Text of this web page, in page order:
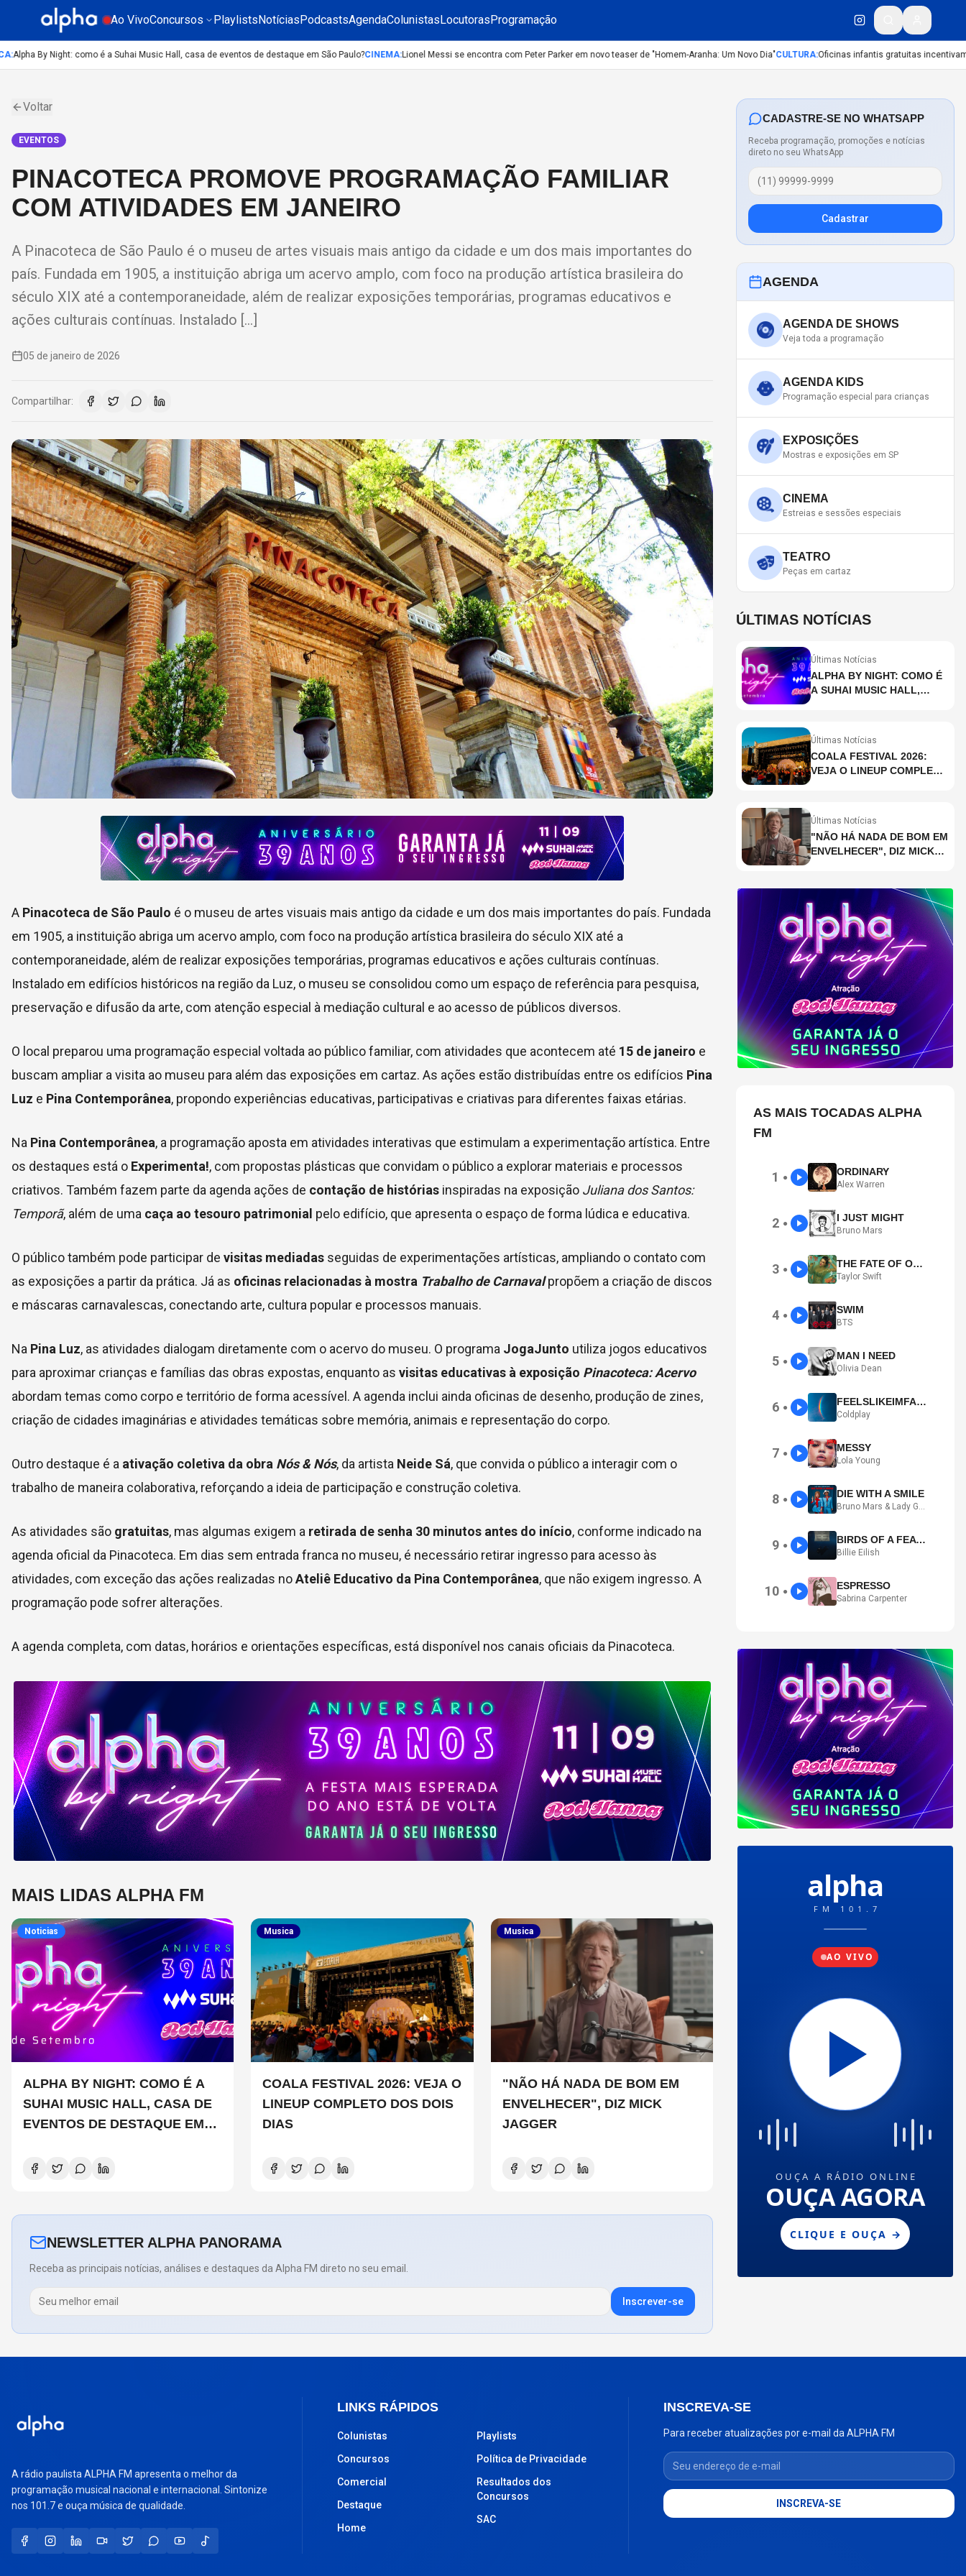
Ao VivoConcursos PlaylistsNotíciasPodcastsAgendaColunistasLocutorasProgramação
:Alpha By Night: como é a Suhai Music Hall, casa de eventos de destaque em São Paulo? CINEMA:Lionel Messi se encontra com Peter Parker em novo teaser de "Homem-Aranha: Um Novo Dia"CULTURA:Oficinas infantis gratuitas incentivam
Voltar
EVENTOS
PINACOTECA PROMOVE PROGRAMAÇÃO FAMILIAR
COM ATIVIDADES EM JANEIRO
A Pinacoteca de São Paulo é o museu de artes visuais mais antigo da cidade e um dos mais importantes do
país. Fundada em 1905, a instituição abriga um acervo amplo, com foco na produção artística brasileira do
século XIX até a contemporaneidade, além de realizar exposições temporárias, programas educativos e
ações culturais contínuas. Instalado […]
05 de janeiro de 2026
Compartilhar:
A Pinacoteca de São Paulo é o museu de artes visuais mais antigo da cidade e um dos mais importantes do país. Fundada
em 1905, a instituição abriga um acervo amplo, com foco na produção artística brasileira do século XIX até a
contemporaneidade, além de realizar exposições temporárias, programas educativos e ações culturais contínuas.
Instalado em edifícios históricos na região da Luz, o museu se consolidou como um espaço de referência para pesquisa,
preservação e difusão da arte, com atenção especial à mediação cultural e ao acesso de públicos diversos.
O local preparou uma programação especial voltada ao público familiar, com atividades que acontecem até 15 de janeiro e
buscam ampliar a visita ao museu para além das exposições em cartaz. As ações estão distribuídas entre os edifícios Pina
Luz e Pina Contemporânea, propondo experiências educativas, participativas e criativas para diferentes faixas etárias.
Na Pina Contemporânea, a programação aposta em atividades interativas que estimulam a experimentação artística. Entre
os destaques está o Experimenta!, com propostas plásticas que convidam o público a explorar materiais e processos
criativos. Também fazem parte da agenda ações de contação de histórias inspiradas na exposição Juliana dos Santos:
Temporã, além de uma caça ao tesouro patrimonial pelo edifício, que apresenta o espaço de forma lúdica e educativa.
O público também pode participar de visitas mediadas seguidas de experimentações artísticas, ampliando o contato com
as exposições a partir da prática. Já as oficinas relacionadas à mostra Trabalho de Carnavalpropõem a criação de discos
e máscaras carnavalescas, conectando arte, cultura popular e processos manuais.
Na Pina Luz, as atividades dialogam diretamente com o acervo do museu. O programa JogaJunto utiliza jogos educativos
para aproximar crianças e famílias das obras expostas, enquanto as visitas educativas à exposição Pinacoteca: Acervo
abordam temas como corpo e território de forma acessível. A agenda inclui ainda oficinas de desenho, produção de zines,
criação de cidades imaginárias e atividades temáticas sobre memória, animais e representação do corpo.
Outro destaque é a ativação coletiva da obra Nós & Nós, da artista Neide Sá, que convida o público a interagir com o
trabalho de maneira colaborativa, reforçando a ideia de participação e construção coletiva.
As atividades são gratuitas, mas algumas exigem a retirada de senha 30 minutos antes do início, conforme indicado na
agenda oficial da Pinacoteca. Em dias sem entrada franca no museu, é necessário retirar ingresso para acesso às
atividades, com exceção das ações realizadas noAteliê Educativo da Pina Contemporânea, que não exigem ingresso. A
programação pode sofrer alterações.
A agenda completa, com datas, horários e orientações específicas, está disponível nos canais oficiais da Pinacoteca.
MAIS LIDAS ALPHA FM
Noticias
ALPHA BY NIGHT: COMO É A
SUHAI MUSIC HALL, CASA DE
EVENTOS DE DESTAQUE EM
Musica
COALA FESTIVAL 2026: VEJA O
LINEUP COMPLETO DOS DOIS
DIAS
Musica
"NÃO HÁ NADA DE BOM EM
ENVELHECER", DIZ MICK
JAGGER
NEWSLETTER ALPHA PANORAMA
Receba as principais notícias, análises e destaques da Alpha FM direto no seu email.
Inscrever-se
CADASTRE-SE NO WHATSAPP
Receba programação, promoções e notícias
direto no seu WhatsApp
Cadastrar
AGENDA
AGENDA DE SHOWS
Veja toda a programação
AGENDA KIDS
Programação especial para crianças
EXPOSIÇÕES
Mostras e exposições em SP
CINEMA
Estreias e sessões especiais
TEATRO
Peças em cartaz
ÚLTIMAS NOTÍCIAS
Últimas Notícias
ALPHA BY NIGHT: COMO É
A SUHAI MUSIC HALL,
PAULO?
Últimas Notícias
COALA FESTIVAL 2026:
VEJA O LINEUP COMPLETO
Últimas Notícias
"NÃO HÁ NADA DE BOM EM
ENVELHECER", DIZ MICK
AS MAIS TOCADAS ALPHA
FM
1 ● ORDINARY
Alex Warren
2 ● I JUST MIGHT
Bruno Mars
3 ● THE FATE OF OPHELIA
Taylor Swift
4 ● SWIM
BTS
5 ● MAN I NEED
Olivia Dean
6 ● FEELSLIKEIMFALLINGINLOVE
Coldplay
7 ● MESSY
Lola Young
8 ● DIE WITH A SMILE
Bruno Mars & Lady Gaga
9 ● BIRDS OF A FEATHER
Billie Eilish
10 ● ESPRESSO
Sabrina Carpenter
A rádio paulista ALPHA FM apresenta o melhor da
programação musical nacional e internacional. Sintonize
nos 101.7 e ouça música de qualidade.
LINKS RÁPIDOS
Colunistas
Concursos
Comercial
Destaque
Home
Playlists
Política de Privacidade
Resultados dos
Concursos
SAC
INSCREVA-SE
Para receber atualizações por e-mail da ALPHA FM
Seu endereço de e-mail
INSCREVA-SE